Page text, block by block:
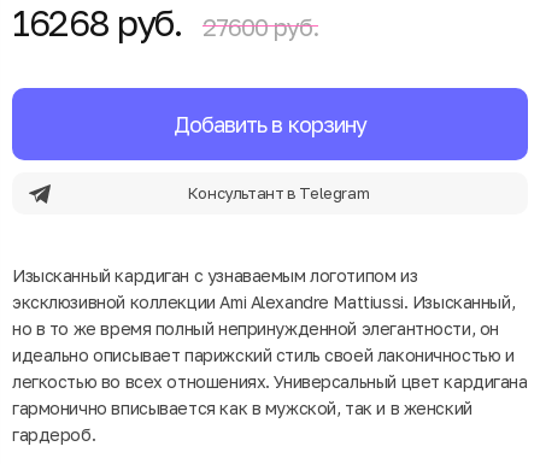
16268 руб. 27600 руб.
Добавить в корзину
Консультант в Telegram
Изысканный кардиган с узнаваемым логотипом из
эксклюзивной коллекции Ami Alexandre Mattiussi. Изысканный,
но в то же время полный непринужденной элегантности, он
идеально описывает парижский стиль своей лаконичностью и
легкостью во всех отношениях. Универсальный цвет кардигана
гармонично вписывается как в мужской, так и в женский
гардероб.